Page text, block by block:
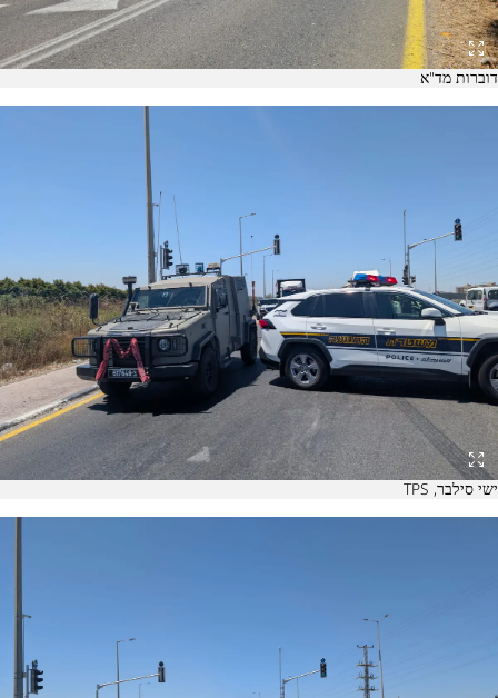
דוברות מד"א
ישי סילבר, TPS